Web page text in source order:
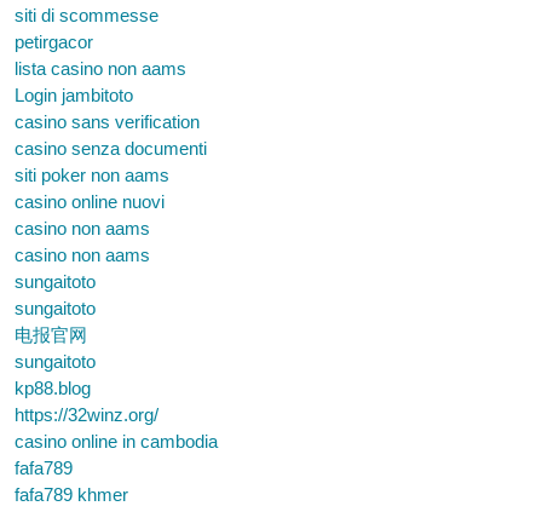
siti di scommesse
petirgacor
lista casino non aams
Login jambitoto
casino sans verification
casino senza documenti
siti poker non aams
casino online nuovi
casino non aams
casino non aams
sungaitoto
sungaitoto
电报官网
sungaitoto
kp88.blog
https://32winz.org/
casino online in cambodia
fafa789
fafa789 khmer